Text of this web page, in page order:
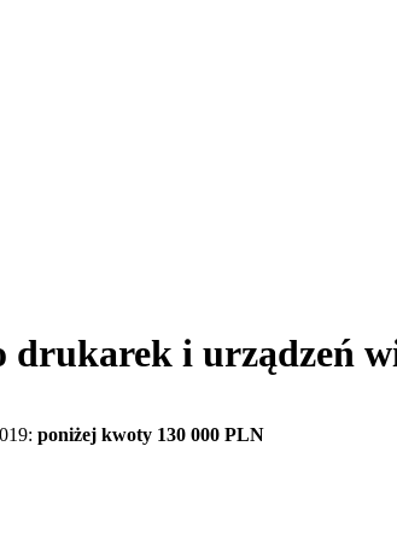
drukarek i urządzeń
poniżej kwoty 130 000 PLN